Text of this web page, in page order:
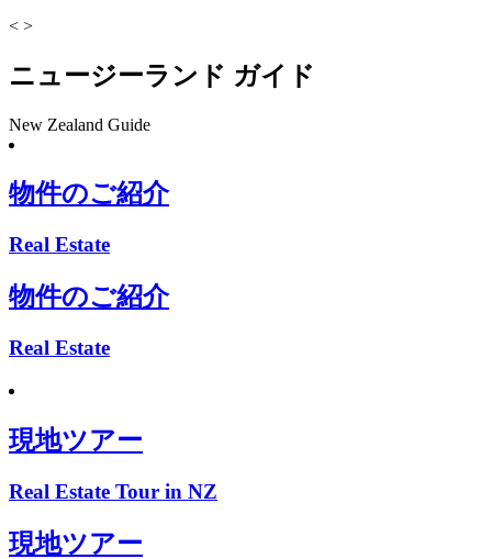
< >
ニュージーランド ガイド
New Zealand Guide
物件のご紹介
Real Estate
物件のご紹介
Real Estate
現地ツアー
Real Estate Tour in NZ
現地ツアー